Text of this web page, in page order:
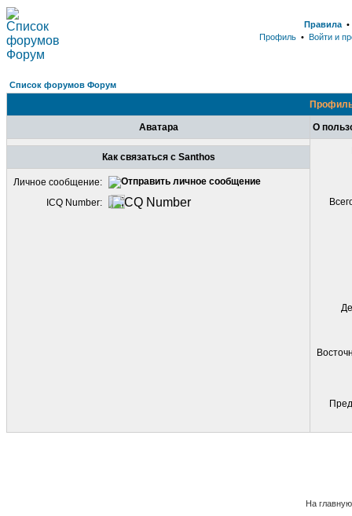
Правила
Профиль • Войти и
Список форумов Форум
Аватара О
Как связаться с Santhos
Личное сообщение:
ICQ Number:
На главную